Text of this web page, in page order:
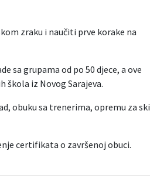
zraku i naučiti prve korake na
sa grupama od po 50 djece, a ove
škola iz Novog Sarajeva.
obuku sa trenerima, opremu za ski
certifikata o završenoj obuci.